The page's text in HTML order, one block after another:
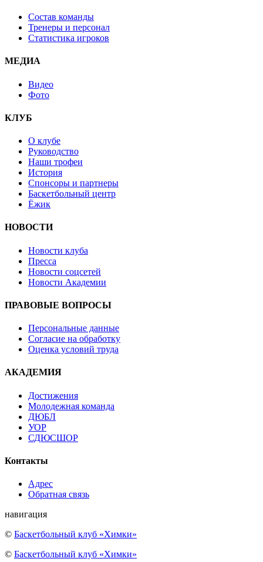
Состав команды
Тренеры и персонал
Статистика игроков
МЕДИА
Видео
Фото
КЛУБ
О клубе
Руководство
Наши трофеи
История
Спонсоры и партнеры
Баскетбольный центр
Ёжик
НОВОСТИ
Новости клуба
Пресса
Новости соцсетей
Новости Академии
ПРАВОВЫЕ ВОПРОСЫ
Персональные данные
Согласие на обработку
Оценка условий труда
АКАДЕМИЯ
Достижения
Молодежная команда
ДЮБЛ
УОР
СДЮСШОР
Контакты
Адрес
Обратная связь
навигация
© Баскетбольный клуб «Химки»
© Баскетбольный клуб «Химки»